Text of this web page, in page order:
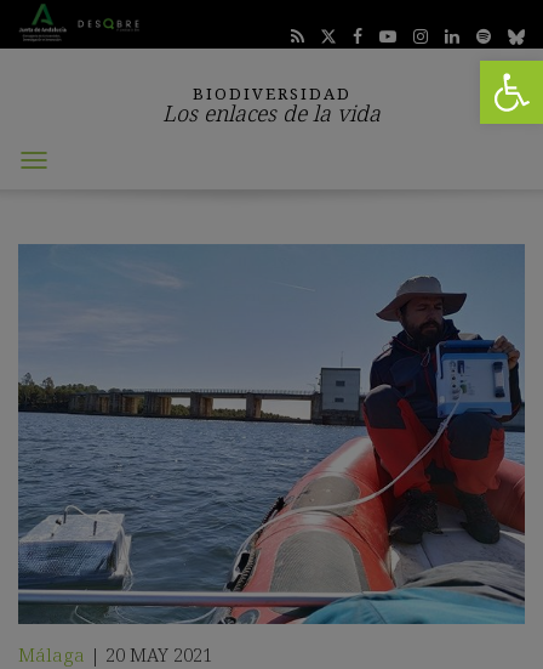
Abrir
BIODIVERSIDAD
Los enlaces de la vida
Abrir
Málaga | 20 MAY 2021